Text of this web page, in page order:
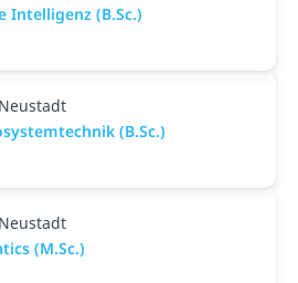
Intelligenz (B.Sc.)
(B.Sc.)
(M.Sc.)